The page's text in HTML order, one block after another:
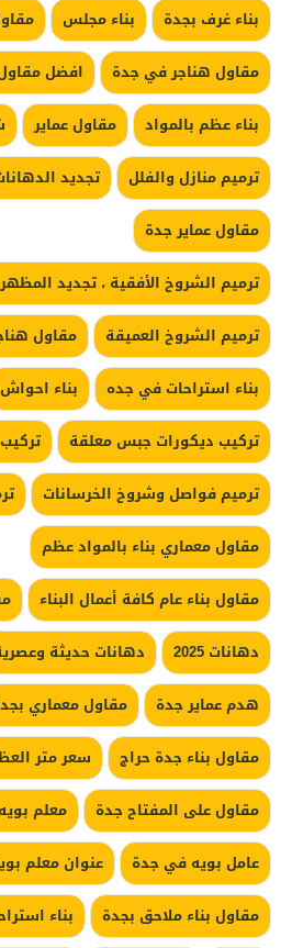
بناء غرف بجدة
بناء مجلس
مقاول هناجر في جدة
افضل
بناء عظم بالمواد
مقاول عماير
ترميم منازل والفلل
تجديد
مقاول عماير جدة
ترميم الشروخ الأفقية ، تجديد
ترميم الشروخ العميقة
مقاول
بناء استراحات في جده
بناء احواش
تركيب ديكورات جبس معلقة
ترميم فواصل وشروخ الخرسانات
مقاول معماري بناء بالمواد عظم
مقاول بناء عام كافة أعمال البناء
دهانات 2025
دهانات حديثة
هدم عماير جدة
مقاول معماري
مقاول بناء جدة حراج
سعر متر
مقاول على المفتاح جدة
معلم
عامل بويه في جدة
عنوان معلم
مقاول بناء ملاحق بجدة
بناء